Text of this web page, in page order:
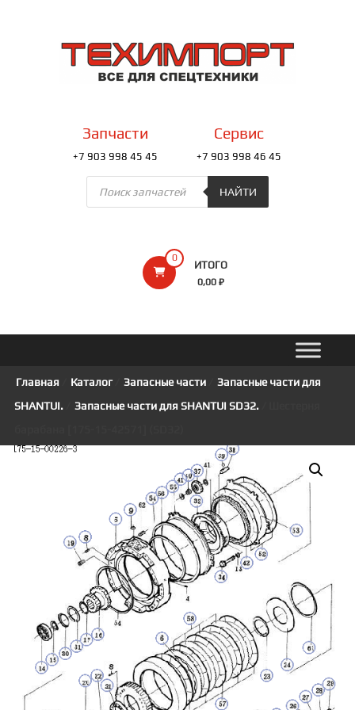
содержимомуТЕХИМПОРТ
Всё
0
ИТОГО
0,00 ₽
Запчасти
+7 903 998 45 45
Сервис
+7 903 998 46 45
Поиск
товаров
НАЙТИ
Главная Каталог/ Запасные части/
Запасные части для
SHANTUI./ Запасные части для SHANTUI SD32./ Шестерня